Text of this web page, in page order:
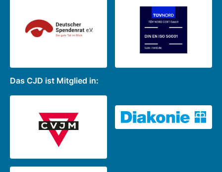
Das CJD ist Mitglied in: